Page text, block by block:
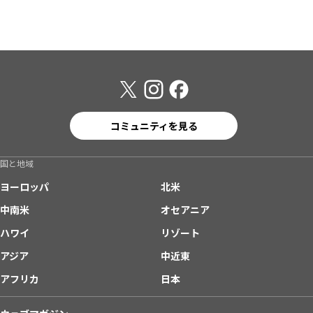
コミュニティを見る
国と地域
ヨーロッパ
北米
中南米
オセアニア
ハワイ
リゾート
アジア
中近東
アフリカ
日本